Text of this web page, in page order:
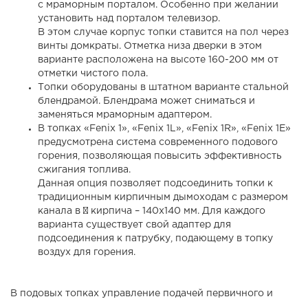
с мраморным порталом. Особенно при желании
установить над порталом телевизор.
В этом случае корпус топки ставится на пол через
винты домкраты. Отметка низа дверки в этом
варианте расположена на высоте 160-200 мм от
отметки чистого пола.
Топки оборудованы в штатном варианте стальной
блендрамой. Блендрама может сниматься и
заменяться мраморным адаптером.
В топках «Fenix 1», «Fenix 1L», «Fenix 1R», «Fenix 1E»
предусмотрена система современного подового
горения, позволяющая повысить эффективность
сжигания топлива.
Данная опция позволяет подсоединить топки к
традиционным кирпичным дымоходам с размером
канала в ½ кирпича – 140х140 мм. Для каждого
варианта существует свой адаптер для
подсоединения к патрубку, подающему в топку
воздух для горения.
В подовых топках управление подачей первичного и